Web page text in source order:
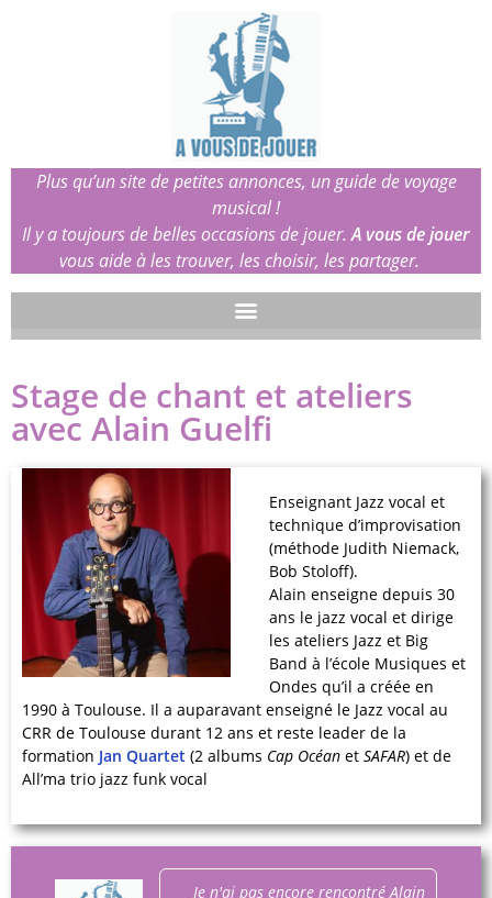
Plus qu’un site de petites annonces, un guide de voyage
musical !
Il y a toujours de belles occasions de jouer.A vous de jouer
vous aide à les trouver, les choisir, les partager.
Stage de chant et ateliers
avec Alain Guelfi
Enseignant Jazz vocal et
technique d’improvisation
(méthode Judith Niemack,
Bob Stoloff).
Alain enseigne depuis 30
ans le jazz vocal et dirige
les ateliers Jazz et Big
Band à l’école Musiques et
Ondes qu’il a créée en
1990 à Toulouse. Il a auparavant enseigné le Jazz vocal au
CRR de Toulouse durant 12 ans et reste leader de la
formation Jan Quartet (2 albums Cap Océan et SAFAR) et de
All’ma trio jazz funk vocal
Je n'ai pas encore rencontré Alain